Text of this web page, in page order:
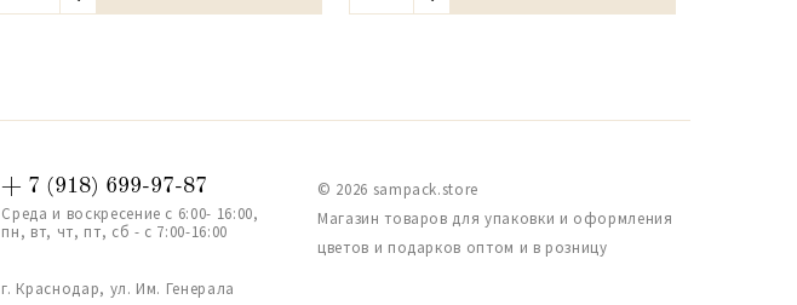
+ 7 (918) 699-97-87
Среда и воскресение с 6:00- 16:00,
пн, вт, чт, пт, сб - с 7:00-16:00
г. Краснодар, ул. Им. Генерала
© 2026 sampack.store
Магазин товаров для упаковки и оформления
цветов и подарков оптом и в розницу